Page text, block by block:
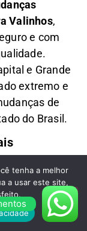
Valinhos,
e com
e Grande
extremo e
de
do Brasil.
de São
empresas,
tenha a melhor
a usar este site,